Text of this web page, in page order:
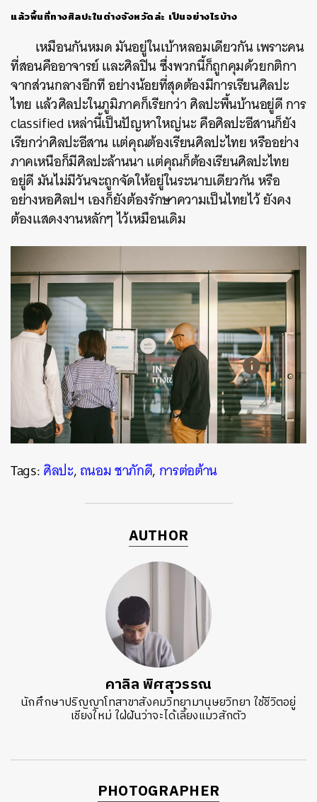
แล้วพื้นที่ทางศิลปะในต่างจังหวัดล่ะ เป็นอย่างไรบ้าง
เหมือนกันหมดมันอยู่ในเบ้าหลอมเดียวกันเพราะคน
ที่สอนคืออาจารย์และศิลปินซึ่งพวกนี้ก็ถูกคุมด้วยกติกา
จากส่วนกลางอีกทีอย่างน้อยที่สุดต้องมีการเรียนศิลปะ
ไทย แล้วศิลปะในภูมิภาคก็เรียกว่าศิลปะพื้นบ้านอยู่ดีการ
classified เหล่านี้เป็นปัญหาใหญ่นะคือศิลปะอีสานก็ยัง
เรียกว่าศิลปะอีสานแต่คุณต้องเรียนศิลปะไทยหรืออย่าง
ภาคเหนือก็มีศิลปะล้านนาแต่คุณก็ต้องเรียนศิลปะไทย
อยู่ดีมันไม่มีวันจะถูกจัดให้อยู่ในระนาบเดียวกันหรือ
อย่างหอศิลปฯ เองก็ยังต้องรักษาความเป็นไทยไว้ยังคง
ต้องแสดงงานหลักๆไว้เหมือนเดิม
Tags:ศิลปะ,ถนอม ชาภักดี,การต่อต้าน
AUTHOR
คาลิล พิศสุวรรณ
นักศึกษาปริญญาโทสาขาสังคมวิทยามานุษยวิทยา ใช้ชีวิตอยู่
เชียงใหม่ ใฝ่ฝันว่าจะได้เลี้ยงแมวสักตัว
PHOTOGRAPHER